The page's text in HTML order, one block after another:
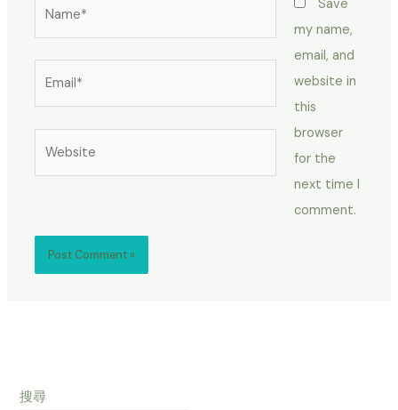
Save
my name,
email, and
website in
this
browser
for the
next time I
comment.
搜尋